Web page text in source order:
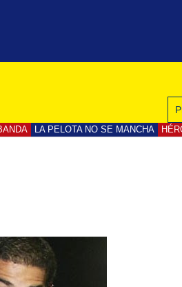
LA PELOTA NO SE MANCHA